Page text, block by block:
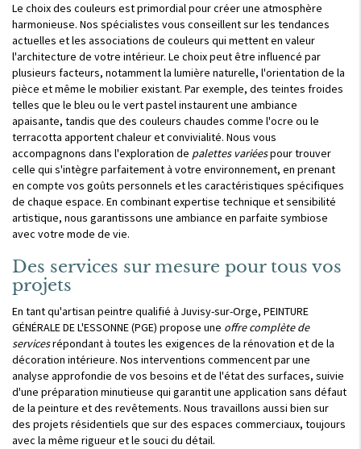
Le choix des couleurs est primordial pour créer une atmosphère
harmonieuse. Nos spécialistes vous conseillent sur les tendances
actuelles et les associations de couleurs qui mettent en valeur
l'architecture de votre intérieur. Le choix peut être influencé par
plusieurs facteurs, notamment la lumière naturelle, l'orientation de la
pièce et même le mobilier existant. Par exemple, des teintes froides
telles que le bleu ou le vert pastel instaurent une ambiance
apaisante, tandis que des couleurs chaudes comme l'ocre ou le
terracotta apportent chaleur et convivialité. Nous vous
accompagnons dans l'exploration de palettes variéespour trouver
celle qui s'intègre parfaitement à votre environnement, en prenant
en compte vos goûts personnels et les caractéristiques spécifiques
de chaque espace. En combinant expertise technique et sensibilité
artistique, nous garantissons une ambiance en parfaite symbiose
avec votre mode de vie.
Des services sur mesure pour tous vos
projets
En tant qu'artisan peintre qualifié à Juvisy-sur-Orge, PEINTURE
GÉNÉRALE DE L'ESSONNE (PGE) propose une offre complète de
servicesrépondant à toutes les exigences de la rénovation et de la
décoration intérieure. Nos interventions commencent par une
analyse approfondie de vos besoins et de l'état des surfaces, suivie
d'une préparation minutieuse qui garantit une application sans défaut
de la peinture et des revêtements. Nous travaillons aussi bien sur
des projets résidentiels que sur des espaces commerciaux, toujours
avec la même rigueur et le souci du détail.